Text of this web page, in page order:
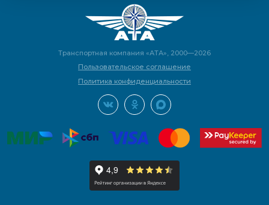
Транспортная компания «АТА», 2000—2026
Пользовательское соглашение
Политика конфиденциальности